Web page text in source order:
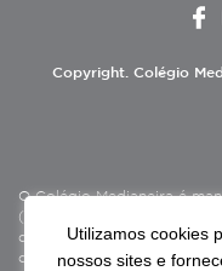
Copyright. Colégio
O Colégio Medianeira é
(ASAV), instituição de
de natureza educativa,
como Entidade Beneficente
Utilizamos cookies
nossos sites e